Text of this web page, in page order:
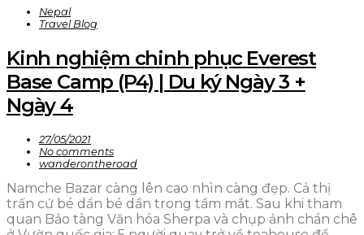
Nepal
Travel Blog
Kinh nghiệm chinh phục Everest
Base Camp (P4) | Du ký Ngày 3 +
Ngày 4
27/05/2021
No comments
wanderontheroad
Namche Bazar càng lên cao nhìn càng đẹp. Cả thị
trấn cứ bé dần bé dần trong tầm mắt. Sau khi tham
quan Bảo tàng Văn hóa Sherpa và chụp ảnh chán chê